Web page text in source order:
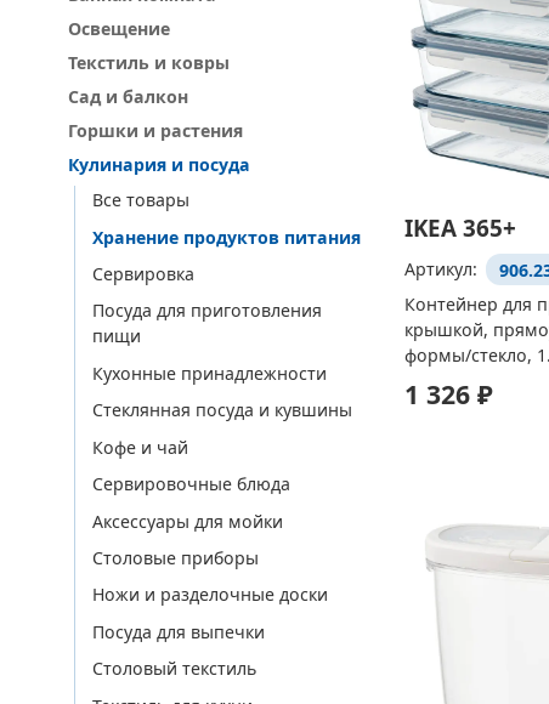
Освещение
Текстиль и ковры
Сад и балкон
Горшки и растения
Кулинария и посуда
Все товары
Хранение продуктов питания
Сервировка
Посуда для приготовления
пищи
Кухонные принадлежности
Стеклянная посуда и кувшины
Кофе и чай
Сервировочные блюда
Аксессуары для мойки
Столовые приборы
Ножи и разделочные доски
Посуда для выпечки
Столовый текстиль
IKEA 365+
Артикул:
Контейнер для
крышкой,
формы/стекло,
1 326 ₽